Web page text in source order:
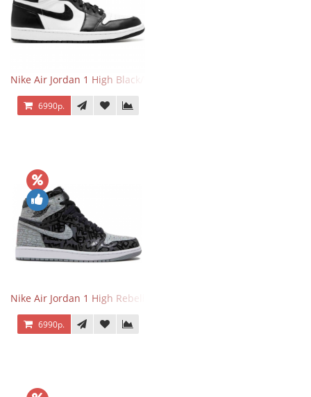
Nike Air Jordan 1 High Black/White
6990р.
Nike Air Jordan 1 High Rebellionaire
6990р.